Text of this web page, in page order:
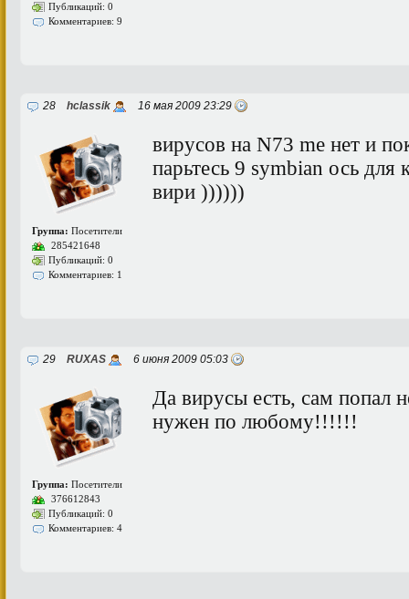
Публикаций: 0
Комментариев: 9
28 hclassik 16 мая 2009 23:29
Группа: Посетители
285421648
Публикаций: 0
Комментариев: 1
вирусов на N73 me нет и
парьтесь 9 symbian ось для
вири ))))))
29 RUXAS 6 июня 2009 05:03
Группа: Посетители
376612843
Публикаций: 0
Комментариев: 4
Да вирусы есть, сам попал
нужен по любому!!!!!!